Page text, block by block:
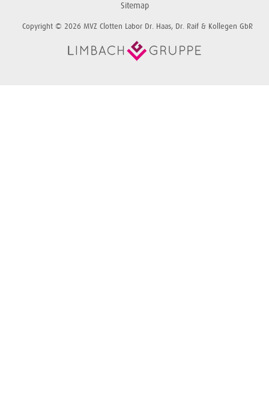
Sitemap
Copyright © 2026 MVZ Clotten Labor Dr. Haas, Dr. Raif & Kollegen GbR